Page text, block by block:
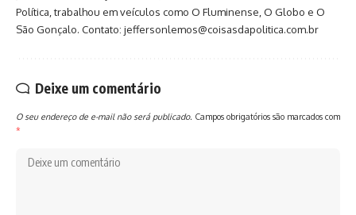
Política, trabalhou em veículos como O Fluminense, O Globo e O
São Gonçalo. Contato: jeffersonlemos@coisasdapolitica.com.br
Deixe um comentário
O seu endereço de e-mail não será publicado. Campos obrigatórios são marcados com
*